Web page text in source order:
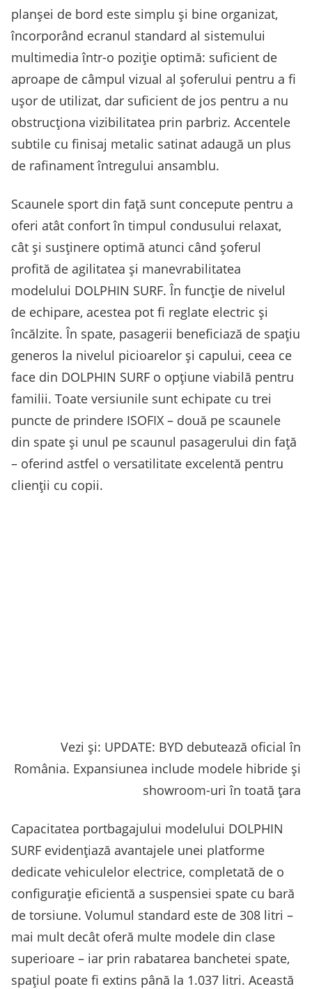
planșei de bord este simplu și bine organizat,
încorporând ecranul standard al sistemului
multimedia într-o poziție optimă: suficient de
aproape de câmpul vizual al șoferului pentru a fi
ușor de utilizat, dar suficient de jos pentru a nu
obstrucționa vizibilitatea prin parbriz. Accentele
subtile cu finisaj metalic satinat adaugă un plus
de rafinament întregului ansamblu.
Scaunele sport din față sunt concepute pentru a
oferi atât confort în timpul condusului relaxat,
cât și susținere optimă atunci când șoferul
profită de agilitatea și manevrabilitatea
modelului DOLPHIN SURF. În funcție de nivelul
de echipare, acestea pot fi reglate electric și
încălzite. În spate, pasagerii beneficiază de spațiu
generos la nivelul picioarelor și capului, ceea ce
face din DOLPHIN SURF o opțiune viabilă pentru
familii. Toate versiunile sunt echipate cu trei
puncte de prindere ISOFIX – două pe scaunele
din spate și unul pe scaunul pasagerului din față
– oferind astfel o versatilitate excelentă pentru
clienții cu copii.
Vezi și: UPDATE: BYD debutează oficial în
România. Expansiunea include modele hibride și
showroom-uri în toată țara
Capacitatea portbagajului modelului DOLPHIN
SURF evidențiază avantajele unei platforme
dedicate vehiculelor electrice, completată de o
configurație eficientă a suspensiei spate cu bară
de torsiune. Volumul standard este de 308 litri –
mai mult decât oferă multe modele din clase
superioare – iar prin rabatarea banchetei spate,
spațiul poate fi extins până la 1.037 litri. Această